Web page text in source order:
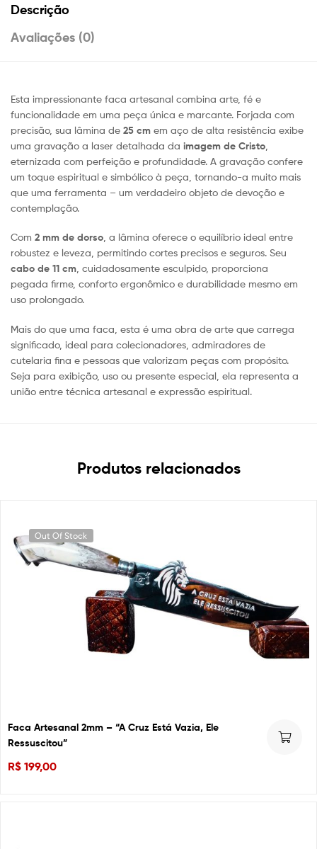
Descrição
Avaliações (0)
Esta impressionante faca artesanal combina arte, fé e
funcionalidade em uma peça única e marcante. Forjada com
precisão, sua lâmina de 25 cm em aço de alta resistência exibe
uma gravação a laser detalhada da imagem de Cristo
eternizada com perfeição e profundidade. A gravação confere
um toque espiritual e simbólico à peça, tornando-a muito mais
que uma ferramenta – um verdadeiro objeto de devoção e
contemplação.
Com 2 mm de dorso, a lâmina oferece o equilíbrio ideal entre
robustez e leveza, permitindo cortes precisos e seguros. Seu
cabo de 11 cm, cuidadosamente esculpido, proporciona
pegada firme, conforto ergonômico e durabilidade mesmo em
uso prolongado.
Mais do que uma faca, esta é uma obra de arte que carrega
significado, ideal para colecionadores, admiradores de
cutelaria fina e pessoas que valorizam peças com propósito.
Seja para exibição, uso ou presente especial, ela representa a
união entre técnica artesanal e expressão espiritual.
Produtos relacionados
Out Of Stock
Faca Artesanal 2mm – “A Cruz Está Vazia, Ele
Ressuscitou”
R$ 199,00